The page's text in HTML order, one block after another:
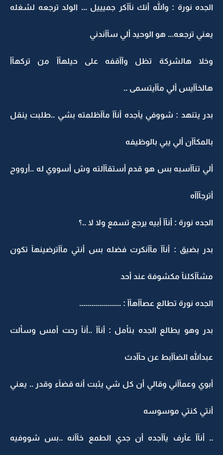
الجده نورة : والله أنك نآآكر جميييل ... الولد ترجعه لشغله
يعني ترجعه... هو الوحيد ألي سآآندني
وخلا هالشركة تظل وآآقفه على حيلهآآ من تركهآآ
هالخآآيس ألي مآآيتسمى ..
بدر يتنهد : شووفي يآجده أنآآ مآآظلمته بشي ..طلبت ينقل
بالمكآآن ألي يبي بالوظيفه
ألي تنآآسبه بس هو قدم أستقآآلته وش أسووي له ..أرووح
أترجآآآه
الجده نورة : أنآآ أبيه يرجع تسمع ولا لا ..؟
بدر بضيق : أنآآ مآآنكرت فضله بس أنتي مآآترضينهآ تكون
مشآآكلنآ مكشوفة عند أحد
الجده نورة تطالع عصآآهآآ : .....................
بدر وهو يطالع الجده بتأمل : أنآآ ..أنآ رحت أمس وسألت
عبدالله الضآآبط عن حآآدث
أبوي وعمآآني وقالي أن كل شي يثبت أنه قضآء وقدر .. يعني
أنتي كنتي موسوسه
.. أنآآ عآرف يآآجده أن جدي الطمع خآآنه ..بس شووفيه